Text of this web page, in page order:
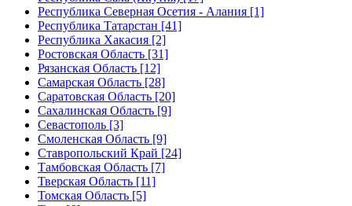
Республика Северная Осетия - Алания [1]
Республика Татарстан [41]
Республика Хакасия [2]
Ростовская Область [31]
Рязанская Область [12]
Самарская Область [28]
Саратовская Область [20]
Сахалинская Область [9]
Севастополь [3]
Смоленская Область [9]
Ставропольский Край [24]
Тамбовская Область [7]
Тверская Область [11]
Томская Область [5]